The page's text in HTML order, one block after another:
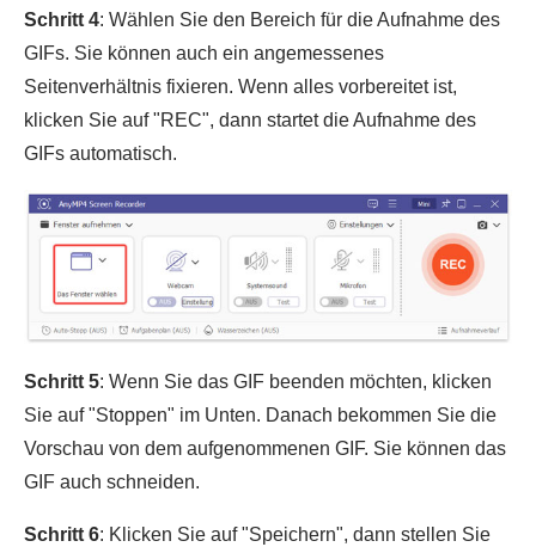
Schritt 4: Wählen Sie den Bereich für die Aufnahme des
GIFs. Sie können auch ein angemessenes
Seitenverhältnis fixieren. Wenn alles vorbereitet ist,
klicken Sie auf "REC", dann startet die Aufnahme des
GIFs automatisch.
Schritt 5: Wenn Sie das GIF beenden möchten, klicken
Sie auf "Stoppen" im Unten. Danach bekommen Sie die
Vorschau von dem aufgenommenen GIF. Sie können das
GIF auch schneiden.
Schritt 6: Klicken Sie auf "Speichern", dann stellen Sie